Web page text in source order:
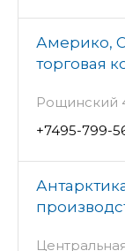
Америко,
торговая
Рощинский
+7495-799-